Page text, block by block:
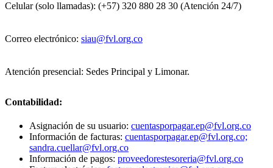
Celular (solo llamadas): (+57) 320 880 28 30 (Atención 24/7)
Correo electrónico: siau@fvl.org.co
Atención presencial: Sedes Principal y Limonar.
Contabilidad:
Asignación de su usuario: cuentasporpagar.ep@fvl.org.co
Información de facturas: cuentasporpagar.ep@fvl.org.co;
sandra.cuellar@fvl.org.co
Información de pagos: proveedorestesoreria@fvl.org.co